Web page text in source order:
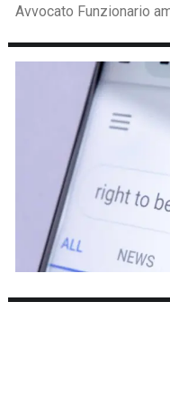
Avvocato Funzionario